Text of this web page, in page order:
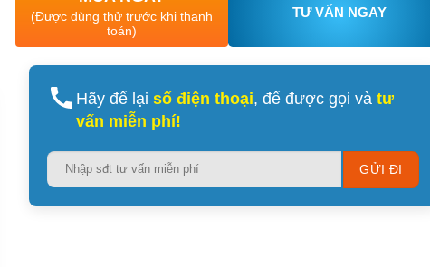
(Được dùng thử trước khi thanh
toán)
TƯ VẤN NGAY
Hãy để lại số điện thoại, để được gọi và tư
vấn miễn phí!
Please
this